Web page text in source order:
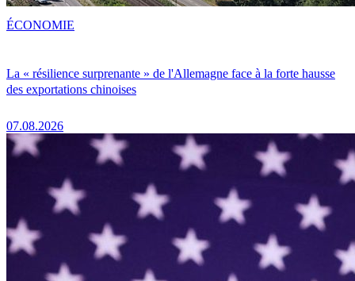
La « résilience surprenante » de l'Allemagne face à la forte hausse
des exportations chinoises
07.08.2026
ÉCONOMIE